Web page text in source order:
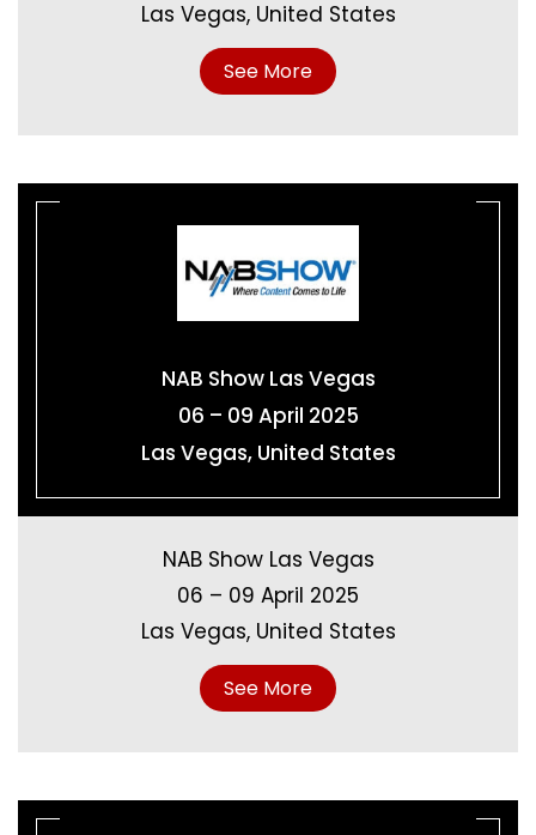
Las Vegas, United States
See More
NAB Show Las Vegas
06 – 09 April 2025
Las Vegas, United States
NAB Show Las Vegas
06 – 09 April 2025
Las Vegas, United States
See More